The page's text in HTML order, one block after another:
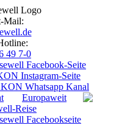
Mail:
49 7-0
Europaweit
Reise